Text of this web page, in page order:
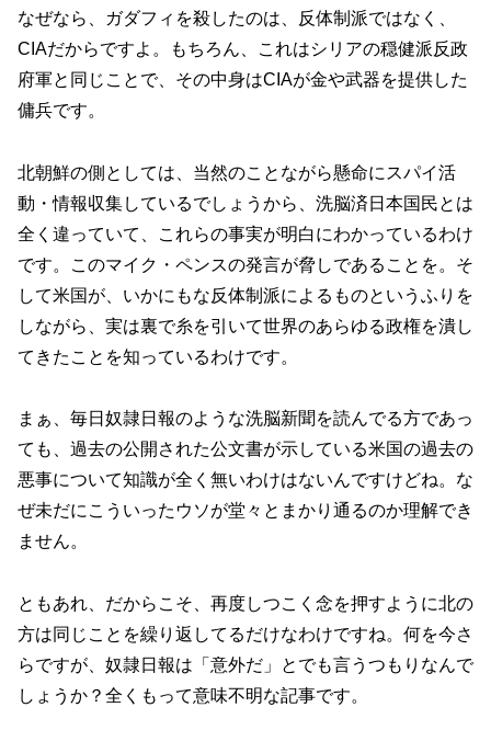
なぜなら、ガダフィを殺したのは、反体制派ではなく、
CIAだからですよ。もちろん、これはシリアの穏健派反政
府軍と同じことで、その中身はCIAが金や武器を提供した
傭兵です。
北朝鮮の側としては、当然のことながら懸命にスパイ活
動・情報収集しているでしょうから、洗脳済日本国民とは
全く違っていて、これらの事実が明白にわかっているわけ
です。このマイク・ペンスの発言が脅しであることを。そ
して米国が、いかにもな反体制派によるものというふりを
しながら、実は裏で糸を引いて世界のあらゆる政権を潰し
てきたことを知っているわけです。
まぁ、毎日奴隷日報のような洗脳新聞を読んでる方であっ
ても、過去の公開された公文書が示している米国の過去の
悪事について知識が全く無いわけはないんですけどね。な
ぜ未だにこういったウソが堂々とまかり通るのか理解でき
ません。
ともあれ、だからこそ、再度しつこく念を押すように北の
方は同じことを繰り返してるだけなわけですね。何を今さ
らですが、奴隷日報は「意外だ」とでも言うつもりなんで
しょうか？全くもって意味不明な記事です。